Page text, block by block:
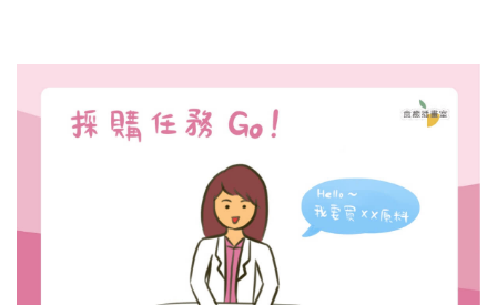
優化，它的核心概念都是一樣的，就是能分析網站造訪者的行